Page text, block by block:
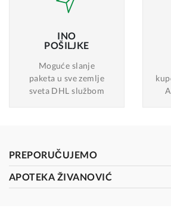
INO
POŠILJKE
Moguće slanje
paketa u sve zemlje
sveta DHL službom
PREPORUČUJEMO
APOTEKA ŽIVANOVIĆ